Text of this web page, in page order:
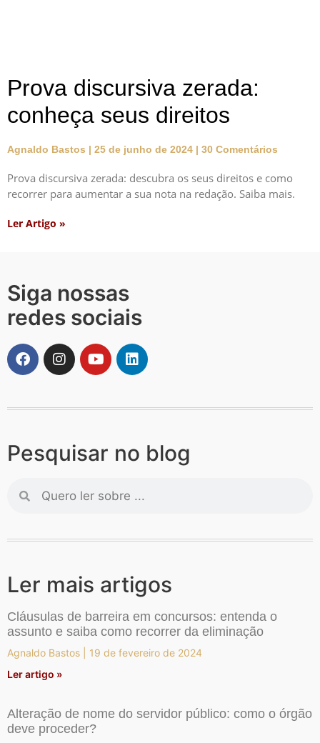
Prova discursiva zerada:
conheça seus direitos
Agnaldo Bastos 25 de junho de 2024 30 Comentários
Prova discursiva zerada: descubra os seus direitos e como
recorrer para aumentar a sua nota na redação. Saiba mais.
Ler Artigo »
Siga nossas
redes sociais
Pesquisar no blog
Ler mais artigos
Cláusulas de barreira em concursos: entenda o
assunto e saiba como recorrer da eliminação
Agnaldo Bastos
19 de fevereiro de 2024
Ler artigo »
Alteração de nome do servidor público: como o órgão
deve proceder?